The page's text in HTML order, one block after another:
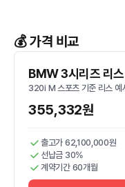
💰 가격 비교
BMW 3시리즈 리
320i M 스포츠 기준 리스 예
355,332원
출고가 62,100,000원
선납금 30%
계약기간 60개월